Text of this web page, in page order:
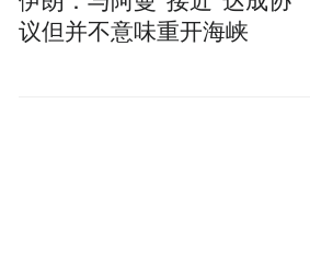
议但并不意味重开海峡